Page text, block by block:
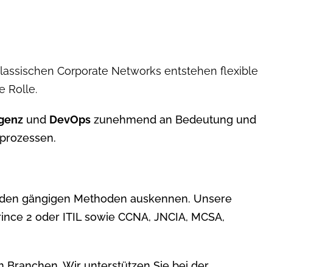
Corporate Networks entstehen flexible
Rolle.
und DevOps zunehmend an Bedeutung und
gängigen Methoden auskennen. Unsere
2 oder ITIL sowie CCNA, JNCIA, MCSA,